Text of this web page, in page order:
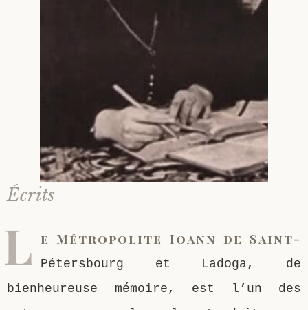
Écrits
L e Métropolite Ioann de Saint-
Pétersbourg et Ladoga, de
bienheureuse mémoire, est l’un des